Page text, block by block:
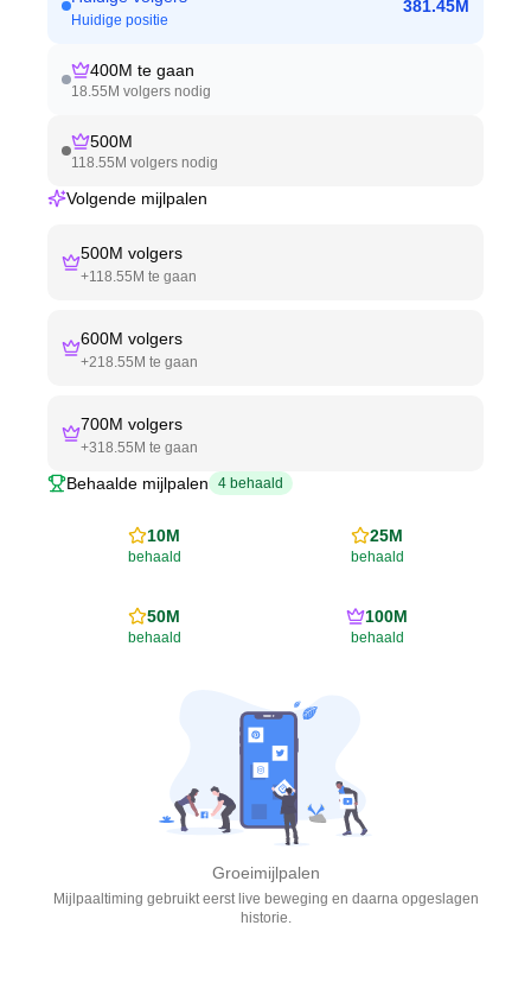
Huidige positie
381.45M
400M te gaan
18.55M volgers nodig
500M
118.55M volgers nodig
Volgende mijlpalen
500M volgers
+118.55M te gaan
600M volgers
+218.55M te gaan
700M volgers
+318.55M te gaan
Behaalde mijlpalen 4 behaald
10M
behaald
25M
behaald
50M
behaald
100M
behaald
Groeimijlpalen
Mijlpaaltiming gebruikt eerst live beweging en daarna opgeslagen
historie.